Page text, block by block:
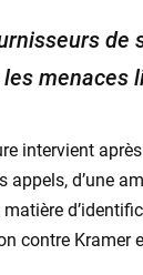
de
menaces
intervient
appels, d’une
matière
contre Kramer